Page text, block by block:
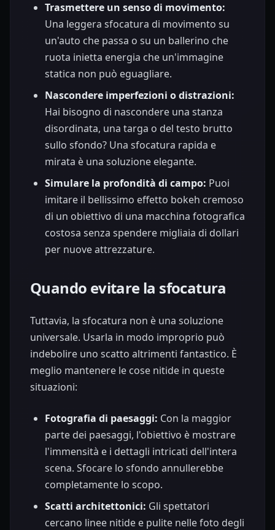
Trasmettere un senso di movimento:
Una leggera sfocatura di movimento su
un'auto che passa o su un ballerino che
ruota inietta energia che un'immagine
statica non può eguagliare.
Nascondere imperfezioni o distrazioni:
Hai bisogno di nascondere una stanza
disordinata, una targa o del testo brutto
sullo sfondo? Una sfocatura rapida e
mirata è una soluzione elegante.
Simulare la profondità di campo: Puoi
imitare il bellissimo effetto bokeh cremoso
di un obiettivo di una macchina fotografica
costosa senza spendere migliaia di dollari
per nuove attrezzature.
Quando evitare la sfocatura
Tuttavia, la sfocatura non è una soluzione
universale. Usarla in modo improprio può
indebolire uno scatto altrimenti fantastico. È
meglio mantenere le cose nitide in queste
situazioni:
Fotografia di paesaggi: Con la maggior
parte dei paesaggi, l'obiettivo è mostrare
l'immensità e i dettagli intricati dell'intera
scena. Sfocare lo sfondo annullerebbe
completamente lo scopo.
Scatti architettonici: Gli spettatori
cercano linee nitide e pulite nelle foto degli